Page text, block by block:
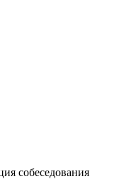
собеседования